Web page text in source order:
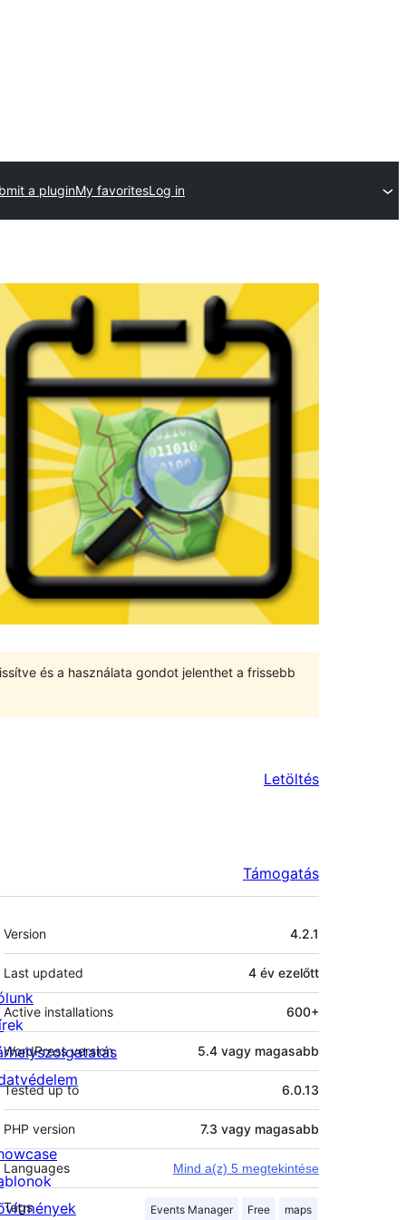
a pluginMy favoritesLog in
és a használata gondot jelenthet a frissebb
Letöltés
Támogatás
Meta
Version 4.2.1
Last updated 4 év ezelőtt
Active installations 600+
WordPress version 5.4 vagy magasabb
Tested up to 6.0.13
PHP version 7.3 vagy magasabb
Languages Mind a(z) 5 megtekintése
Tags Events Manager Free maps